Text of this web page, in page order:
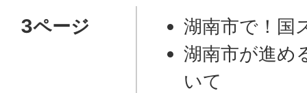
3ページ
湖南市で！国
湖南市が進め
いて